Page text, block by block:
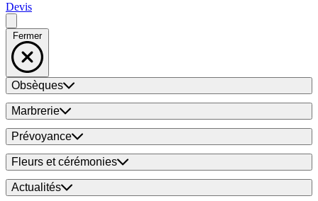
Devis
Fermer
Obsèques
Marbrerie
Prévoyance
Fleurs et cérémonies
Actualités